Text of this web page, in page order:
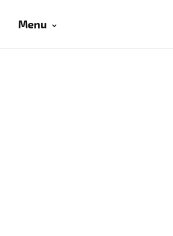
Menu